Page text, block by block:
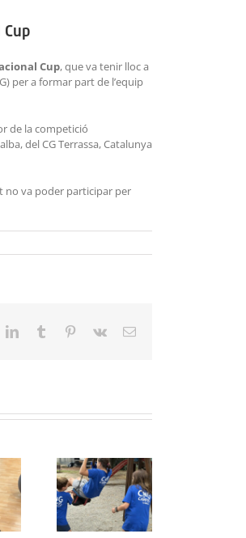
Cup, que va tenir lloc a
per a formar part de l’equip
de la competició
del CG Terrassa, Catalunya
no va poder participar per
LinkedInTumblr Pinterest
Vk Email:
Grup
Dijous
del
Protegit: Grup
1-2: Divendres
3 Juliol del